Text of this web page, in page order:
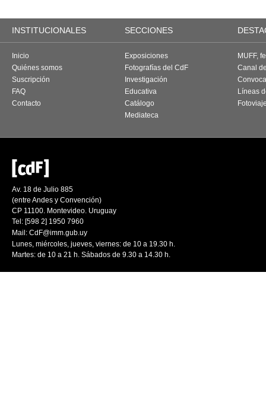
INSTITUCIONALES SECCIONES
Inicio
Quiénes somos
Suscripción
FAQ
Contacto
Exposiciones
Fotografías del CdF
Investigación
Educativa
Catálogo
Mediateca
MUFF,
Canal
Líneas
Av. 18 de Julio 885
(entre Andes y Convención)
CP 11100. Montevideo. Uruguay
Tel: [598 2] 1950 7960
Mail: CdF@imm.gub.uy
Lunes, miércoles, jueves, viernes: de 10 a 19.30 h.
Martes: de 10 a 21 h. Sábados de 9.30 a 14.30 h.